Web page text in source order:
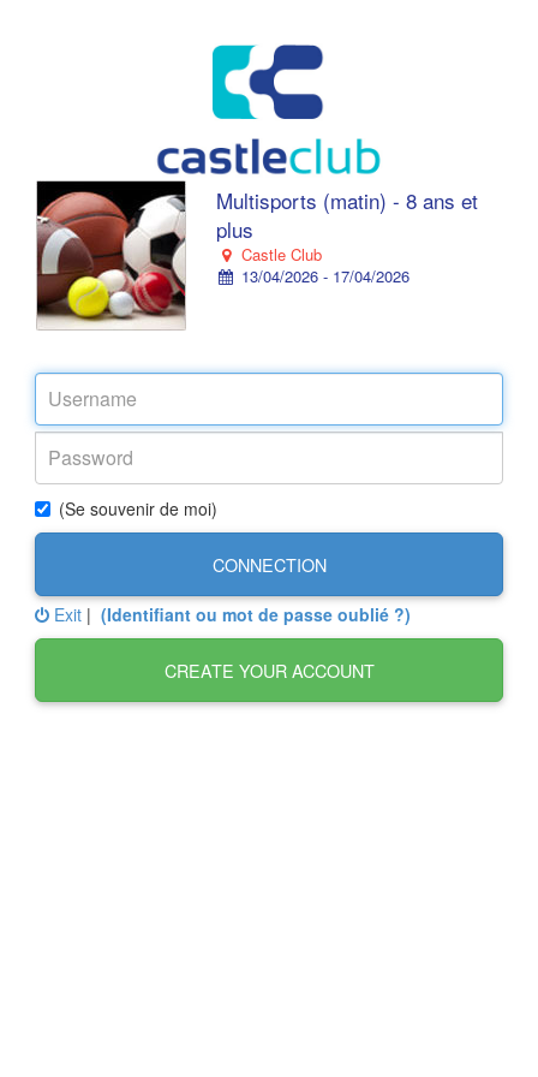
Multisports (matin) - 8 ans et
plus
Castle Club
13/04/2026 - 17/04/2026
(Se souvenir de moi)
CONNECTION
Exit | (Identifiant ou mot de passe oublié ?)
CREATE YOUR ACCOUNT